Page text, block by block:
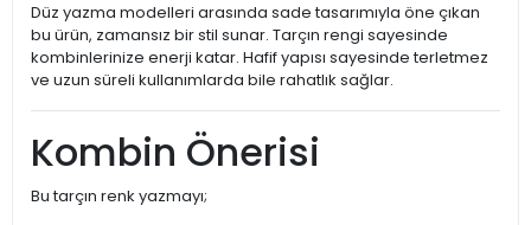
Düz yazma modelleri arasında sade tasarımıyla öne çıkan
bu ürün, zamansız bir stil sunar. Tarçın rengi sayesinde
kombinlerinize enerji katar. Hafif yapısı sayesinde terletmez
ve uzun süreli kullanımlarda bile rahatlık sağlar.
Kombin Önerisi
Bu tarçın renk yazmayı;